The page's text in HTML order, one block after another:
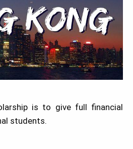
is to give full financial
students.